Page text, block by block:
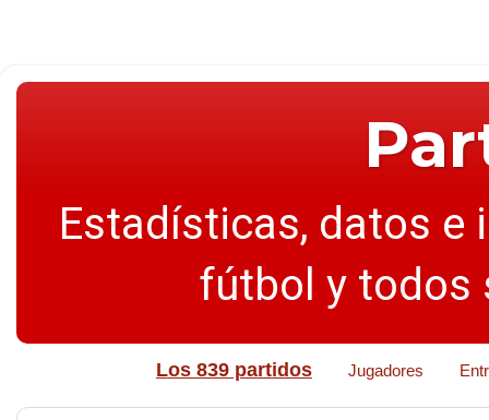
Estadísticas, datos e
fútbol y todos
Los 839 partidos Jugadores